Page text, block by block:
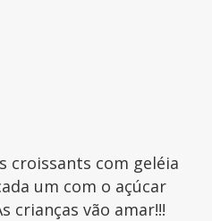
croissants com geléia
um com o açúcar
crianças vão amar!!!